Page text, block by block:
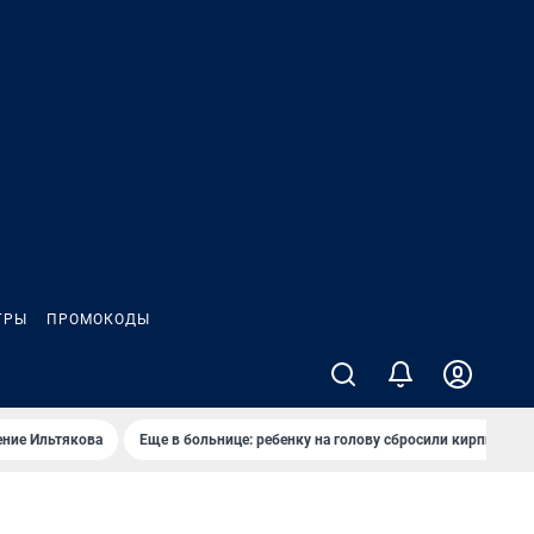
ПРОМОКОДЫ
Ильтякова Еще в больнице: ребенку на голову сбросили кирпич